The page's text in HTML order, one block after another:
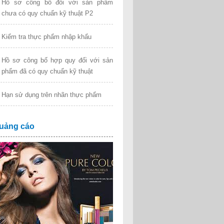
Hồ sơ công bố đối với sản phẩm
chưa có quy chuẩn kỹ thuật P2
Kiểm tra thực phẩm nhập khẩu
Hồ sơ công bố hợp quy đối với sản
phẩm đã có quy chuẩn kỹ thuật
Hạn sử dụng trên nhãn thực phẩm
cáo